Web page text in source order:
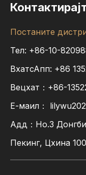
Постаните
Тел: +86-10-
ВхатсАпп: +86
Вецхат：+86-
Е-маил：
Адд：Но.3
Пекинг, Цхина